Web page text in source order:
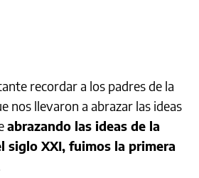
recordar a los padres de la
nos llevaron a abrazar las ideas
abrazando las ideas de la
siglo XXI, fuimos la primera